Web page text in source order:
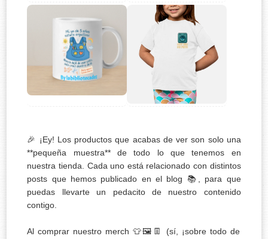
🎉 ¡Ey! Los productos que acabas de ver son solo una
**pequeña muestra** de todo lo que tenemos en
nuestra tienda. Cada uno está relacionado con distintos
posts que hemos publicado en el blog 📚, para que
puedas llevarte un pedacito de nuestro contenido
contigo.
Al comprar nuestro merch 👕🖼️👖 (sí, ¡sobre todo de